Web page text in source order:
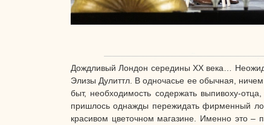
Дождливый Лондон середины XX века…
Элизы Дулиттл. В одночасье ее обычная,
быт, необходимость содержать выпивоху-
пришлось однажды пережидать фирменный
красивом цветочном магазине. Именно это –